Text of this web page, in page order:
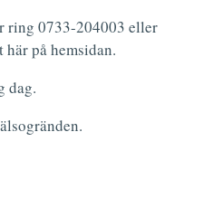
ring 0733-204003 eller
på hemsidan.
dag.